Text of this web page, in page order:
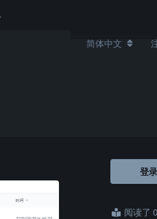
简体中文
登
阅读了